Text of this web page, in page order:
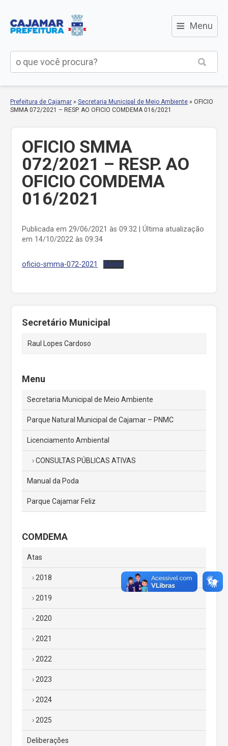
≡ Menu
Prefeitura de Cajamar » Secretaria Municipal de Meio Ambiente » OFICIO
SMMA 072/2021 – RESP. AO OFICIO COMDEMA 016/2021
OFICIO SMMA
072/2021 – RESP. AO
OFICIO COMDEMA
016/2021
Publicada em 29/06/2021 às 09:32 | Última atualização
em 14/10/2022 às 09:34
oficio-smma-072-2021 Baixar
Secretário Municipal
Raul Lopes Cardoso
Menu
Secretaria Municipal de Meio Ambiente
Parque Natural Municipal de Cajamar – PNMC
Licenciamento Ambiental
CONSULTAS PÚBLICAS ATIVAS
Manual da Poda
Parque Cajamar Feliz
COMDEMA
Atas
2018
2019
2020
2021
2022
2023
2024
2025
Deliberações